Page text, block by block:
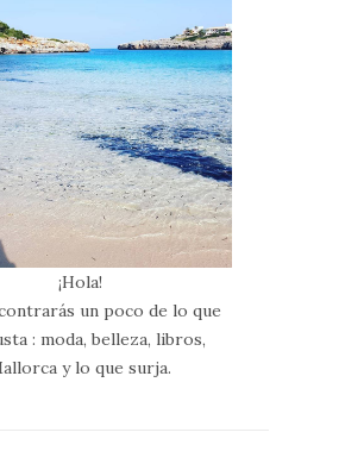
¡Hola!
un poco de lo que
: moda, belleza, libros,
y lo que surja.